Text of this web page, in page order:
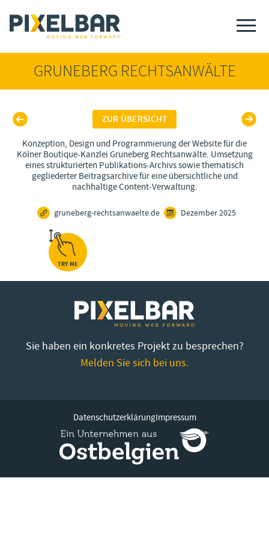
GRUNEBERG RECHTSANWÄLTE
ZUR ÜBERSICHT
Konzeption, Design und Programmierung der Website für die
Kölner Boutique-Kanzlei Gruneberg Rechtsanwälte. Umsetzung
eines strukturierten Publikations-Archivs sowie thematisch
gegliederter Beitragsarchive für eine übersichtliche und
nachhaltige Content-Verwaltung.
gruneberg-rechtsanwaelte.de Dezember 2025
TRY ME
Sie haben ein konkretes Projekt zu besprechen?
Melden Sie sich bei uns.
DatenschutzerklärungImpressum